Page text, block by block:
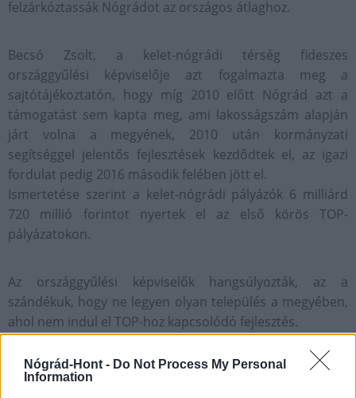
Nógrád-Hont - Do Not Process My Personal
Information
felzárkóztassák Nógrádot az országos átlaghoz.
Becsó Zsolt, a kelet-nógrádi térség fideszes
országgyűlési képviselője azt fogalmazta meg a
sajtótájékoztatón, hogy míg 2010 előtt Nógrád azt a
támogatást sem kapta meg, ami lakosságszám alapján
járt volna a megyének, 2010 után kormányzati
segítséggel jelentős fejlesztések kezdődtek el, az igazi
fordulat pedig 2016 második felében jött el.
Ismertetése szerint a kelet-nógrádi pályázók 6 milliárd
720 millió forintot nyertek el az első körös TOP-
pályázatokon.
Az országgyűlési képviselők hangsúlyozták, az a
szándékuk, hogy ne legyen olyan település a megyében,
ahol nem indul el TOP-hoz kapcsolódó fejlesztés.
Gazdaság Nógrád megye